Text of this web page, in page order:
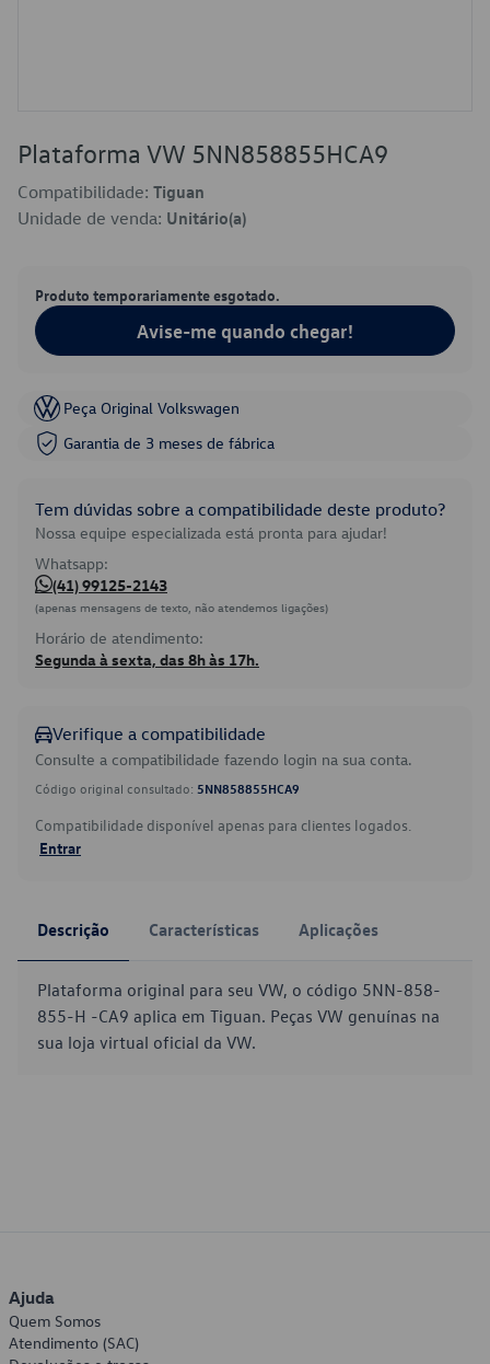
Plataforma VW 5NN858855HCA9
Compatibilidade: Tiguan
Unidade de venda: Unitário(a)
Produto temporariamente esgotado.
Avise-me quando chegar!
Peça Original Volkswagen
Garantia de 3 meses de fábrica
Tem dúvidas sobre a compatibilidade deste produto?
Nossa equipe especializada está pronta para ajudar!
Whatsapp:
(41) 99125-2143
(apenas mensagens de texto, não atendemos ligações)
Horário de atendimento:
Segunda à sexta, das 8h às 17h.
Verifique a compatibilidade
Consulte a compatibilidade fazendo login na sua conta.
Código original consultado: 5NN858855HCA9
Compatibilidade disponível apenas para clientes logados.
Entrar
Descrição Características Aplicações
Plataforma original para seu VW, o código 5NN-858-
855-H -CA9 aplica em Tiguan. Peças VW genuínas na
sua loja virtual oficial da VW.
Ajuda
Quem Somos
Atendimento (SAC)